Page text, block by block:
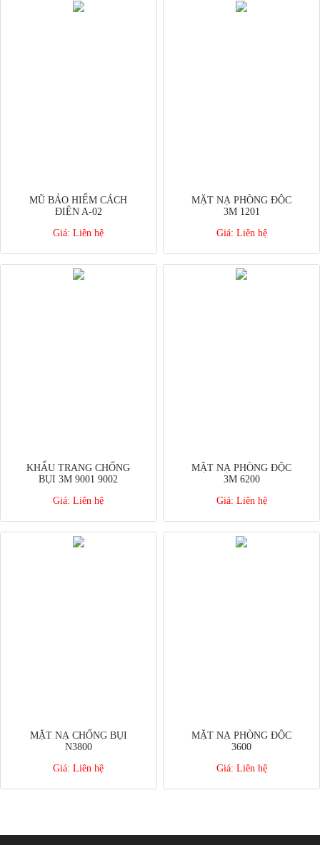
MŨ BẢO HIỂM CÁCH
ĐIỆN A-02
Giá: Liên hệ
MẶT NẠ PHÒNG ĐỘC
3M 1201
Giá: Liên hệ
KHẨU TRANG CHỐNG
BỤI 3M 9001 9002
Giá: Liên hệ
MẶT NẠ PHÒNG ĐỘC
3M 6200
Giá: Liên hệ
MẶT NẠ CHỐNG BỤI
N3800
Giá: Liên hệ
MẶT NẠ PHÒNG ĐỘC
3600
Giá: Liên hệ